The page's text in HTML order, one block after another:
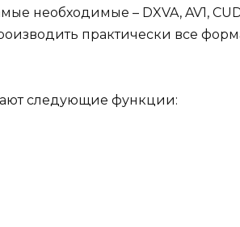
необходимые – DXVA, AV1,
практически все
следующие функции: